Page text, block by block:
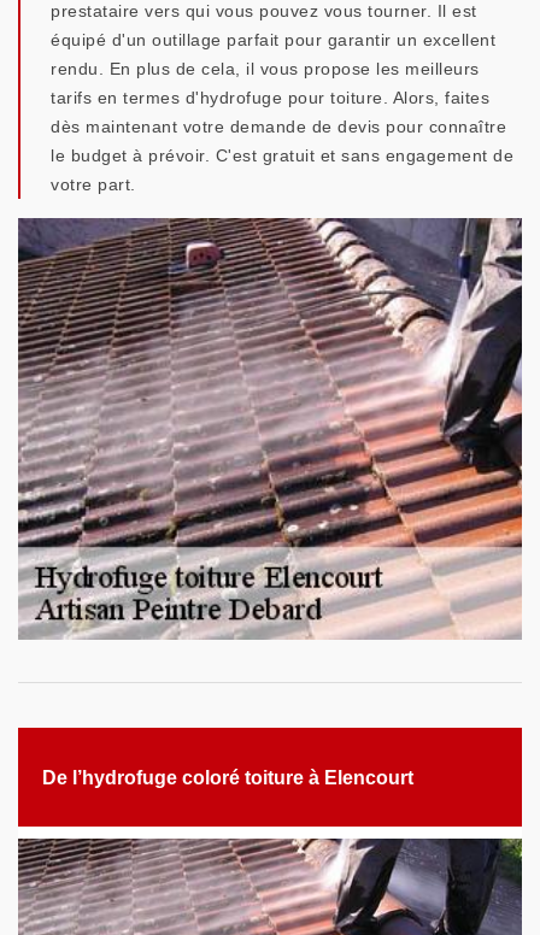
prestataire vers qui vous pouvez vous tourner. Il est
équipé d'un outillage parfait pour garantir un excellent
rendu. En plus de cela, il vous propose les meilleurs
tarifs en termes d'hydrofuge pour toiture. Alors, faites
dès maintenant votre demande de devis pour connaître
le budget à prévoir. C'est gratuit et sans engagement de
votre part.
De l’hydrofuge coloré toiture à Elencourt